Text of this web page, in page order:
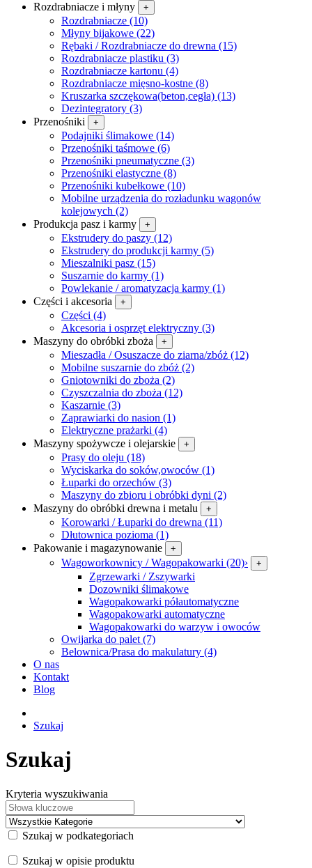
Rozdrabniacze i młyny
+
Rozdrabniacze (10)
Młyny bijakowe (22)
Rębaki / Rozdrabniacze do drewna (15)
Rozdrabniacze plastiku (3)
Rozdrabniacze kartonu (4)
Rozdrabniacze mięsno-kostne (8)
Kruszarka szczękowa(beton,cegła) (13)
Dezintegra­tory (3)
Przenośniki
+
Podajniki ślimakowe (14)
Przenośniki taśmowe (6)
Przenośniki pneumatyczne (3)
Przenośniki elastyczne (8)
Przenośniki kubełkowe (10)
Mobilne urządzenia do rozładunku wagonów
kolejowych (2)
Produkcja pasz i karmy
+
Ekstrudery do paszy (12)
Ekstrudery do produkcji karmy (5)
Mieszalniki pasz (15)
Suszarnie do karmy (1)
Powlekanie / aromatyzacja karmy (1)
Części i akcesoria
+
Części (4)
Akcesoria i osprzęt elektryczny (3)
Maszyny do obróbki zboża
+
Mieszadła / Osuszacze do ziarna/zbóż (12)
Mobilne suszarnie do zbóż (2)
Gniotowniki do zboża (2)
Czyszczalnia do zboża (12)
Kaszarnie (3)
Zaprawiarki do nasion (1)
Elektryczne prażarki (4)
Maszyny spożywcze i olejarskie
+
Prasy do oleju (18)
Wyciskarka do soków,owoców (1)
Łuparki do orzechów (3)
Maszyny do zbioru i obróbki dyni (2)
Maszyny do obróbki drewna i metalu
+
Korowarki / Łuparki do drewna (11)
Dłutownica pozioma (1)
Pakowanie i magazynowanie
+
Wagoworkownicy / Wagopakowarki (20)› +
Zgrzewarki / Zszywarki
Dozowniki ślimakowe
Wagopakowarki półautomatyczne
Wagopakowarki automatyczne
Wagopakowarki do warzyw i owoców
Owijarka do palet (7)
Belownica/Prasa do makulatury (4)
O nas
Kontakt
Blog
Szukaj
Szukaj
Kryteria wyszukiwania
Szukaj w podkategoriach
Szukaj w opisie produktu